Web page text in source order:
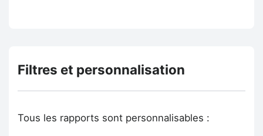
Filtres et personnalisation
Tous les rapports sont personnalisables :